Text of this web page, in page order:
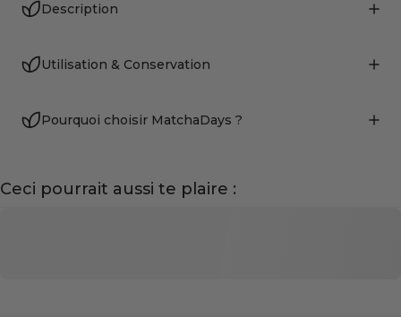
Description
Utilisation & Conservation
Pourquoi choisir MatchaDays ?
Ceci pourrait aussi te plaire :